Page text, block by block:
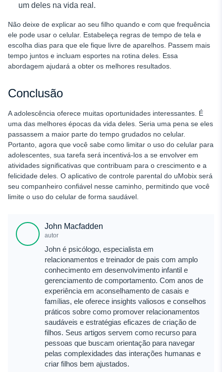
um deles na vida real.
Não deixe de explicar ao seu filho quando e com que frequência
ele pode usar o celular. Estabeleça regras de tempo de tela e
escolha dias para que ele fique livre de aparelhos. Passem mais
tempo juntos e incluam esportes na rotina deles. Essa
abordagem ajudará a obter os melhores resultados.
Conclusão
A adolescência oferece muitas oportunidades interessantes. É
uma das melhores épocas da vida deles. Seria uma pena se eles
passassem a maior parte do tempo grudados no celular.
Portanto, agora que você sabe como limitar o uso do celular para
adolescentes, sua tarefa será incentivá-los a se envolver em
atividades significativas que contribuam para o crescimento e a
felicidade deles. O aplicativo de controle parental do uMobix será
seu companheiro confiável nesse caminho, permitindo que você
limite o uso do celular de forma saudável.
John Macfadden
autor
John é psicólogo, especialista em
relacionamentos e treinador de pais com amplo
conhecimento em desenvolvimento infantil e
gerenciamento de comportamento. Com anos de
experiência em aconselhamento de casais e
famílias, ele oferece insights valiosos e conselhos
práticos sobre como promover relacionamentos
saudáveis e estratégias eficazes de criação de
filhos. Seus artigos servem como recurso para
pessoas que buscam orientação para navegar
pelas complexidades das interações humanas e
criar filhos bem ajustados.